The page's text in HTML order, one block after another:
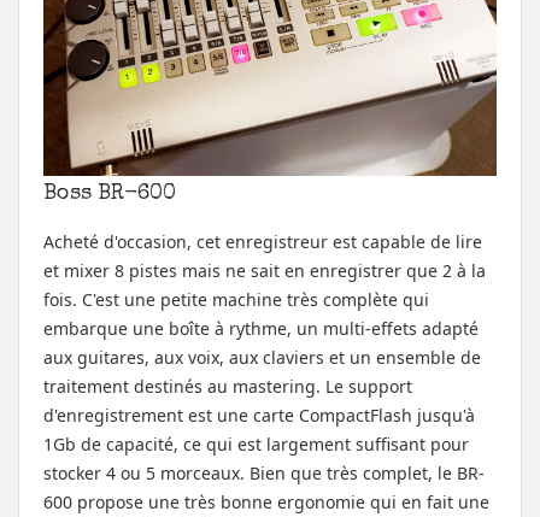
Boss BR-600
Acheté d'occasion, cet enregistreur est capable de lire
et mixer 8 pistes mais ne sait en enregistrer que 2 à la
fois. C'est une petite machine très complète qui
embarque une boîte à rythme, un multi-effets adapté
aux guitares, aux voix, aux claviers et un ensemble de
traitement destinés au mastering. Le support
d'enregistrement est une carte CompactFlash jusqu'à
1Gb de capacité, ce qui est largement suffisant pour
stocker 4 ou 5 morceaux. Bien que très complet, le BR-
600 propose une très bonne ergonomie qui en fait une